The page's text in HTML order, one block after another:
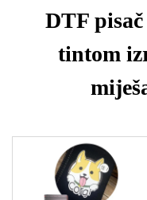
DTF
tintom